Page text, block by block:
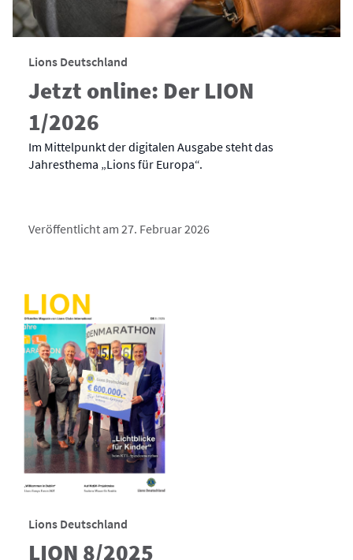
Lions Deutschland
Jetzt online: Der LION
1/2026
Im Mittelpunkt der digitalen Ausgabe steht das
Jahresthema „Lions für Europa“.
Veröffentlicht am 27. Februar 2026
Lions Deutschland
LION 8/2025